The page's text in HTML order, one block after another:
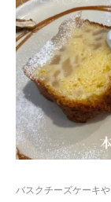
バスクチーズケーキ